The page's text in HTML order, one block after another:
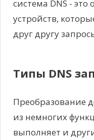
система DNS -
устройств,
друг другу
Типы DNS
Преобразование
из немногих
выполняет и